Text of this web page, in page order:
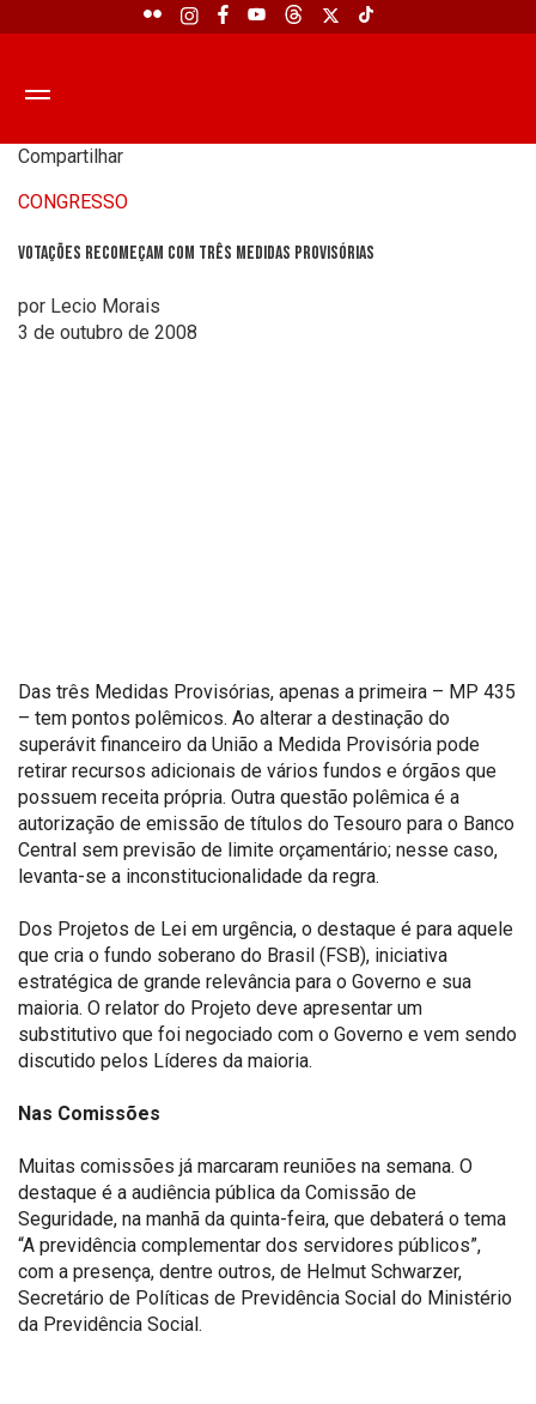
Compartilhar
CONGRESSO
Votações recomeçam com três Medidas Provisórias
por Lecio Morais
3 de outubro de 2008
Das três Medidas Provisórias, apenas a primeira – MP 435
– tem pontos polêmicos. Ao alterar a destinação do
superávit financeiro da União a Medida Provisória pode
retirar recursos adicionais de vários fundos e órgãos que
possuem receita própria. Outra questão polêmica é a
autorização de emissão de títulos do Tesouro para o Banco
Central sem previsão de limite orçamentário; nesse caso,
levanta-se a inconstitucionalidade da regra.
Dos Projetos de Lei em urgência, o destaque é para aquele
que cria o fundo soberano do Brasil (FSB), iniciativa
estratégica de grande relevância para o Governo e sua
maioria. O relator do Projeto deve apresentar um
substitutivo que foi negociado com o Governo e vem sendo
discutido pelos Líderes da maioria.
Nas Comissões
Muitas comissões já marcaram reuniões na semana. O
destaque é a audiência pública da Comissão de
Seguridade, na manhã da quinta-feira, que debaterá o tema
“A previdência complementar dos servidores públicos”,
com a presença, dentre outros, de Helmut Schwarzer,
Secretário de Políticas de Previdência Social do Ministério
da Previdência Social.